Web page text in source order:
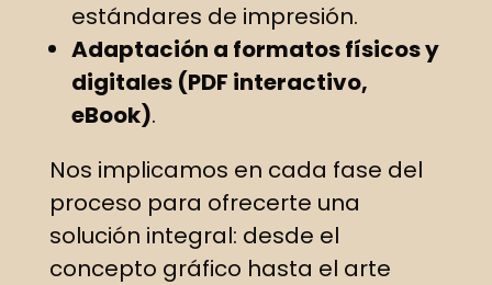
estándares de impresión.
Adaptación a formatos físicos y
digitales (PDF interactivo,
eBook).
Nos implicamos en cada fase del
proceso para ofrecerte una
solución integral: desde el
concepto gráfico hasta el arte